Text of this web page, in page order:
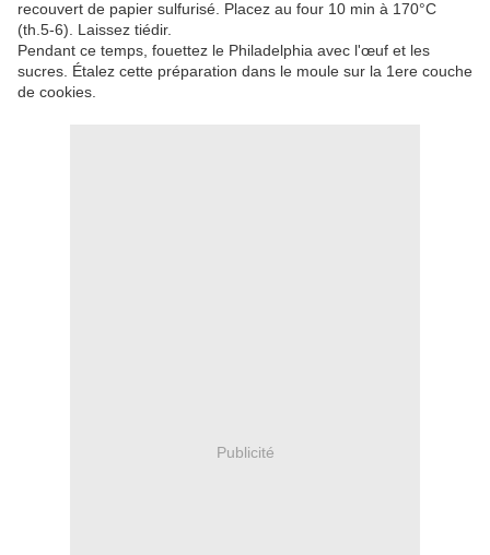
recouvert de papier sulfurisé. Placez au four 10 min à 170°C
(th.5-6). Laissez tiédir.
Pendant ce temps, fouettez le Philadelphia avec l'œuf et les
sucres. Étalez cette préparation dans le moule sur la 1ere couche
de cookies.
Publicité